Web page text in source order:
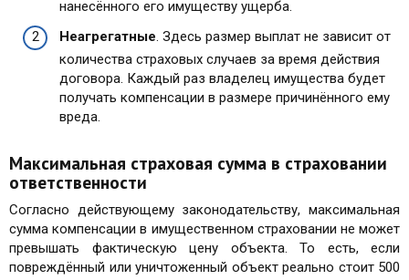
нанесённого его имуществу ущерба.
Неагрегатные. Здесь размер выплат не зависит от
количества страховых случаев за время действия
договора. Каждый раз владелец имущества будет
получать компенсации в размере причинённого ему
вреда.
Максимальная страховая сумма в страховании
ответственности
Согласно действующему законодательству, максимальная
сумма компенсации в имущественном страховании не может
превышать фактическую цену объекта. То есть, если
повреждённый или уничтоженный объект реально стоит 500